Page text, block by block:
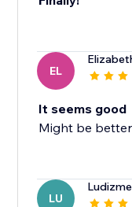
EL
It seems good
Might be
LU
Ludizme